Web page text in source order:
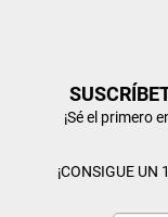
¡Sé el primero
¡CONSIGUE UN